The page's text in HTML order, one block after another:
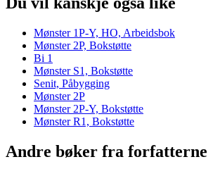
Mønster 1P-Y, HO, Arbeidsbok
Mønster 2P, Bokstøtte
Bi 1
Mønster S1, Bokstøtte
Senit, Påbygging
Mønster 2P
Mønster 2P-Y, Bokstøtte
Mønster R1, Bokstøtte
Andre bøker fra forfatterne